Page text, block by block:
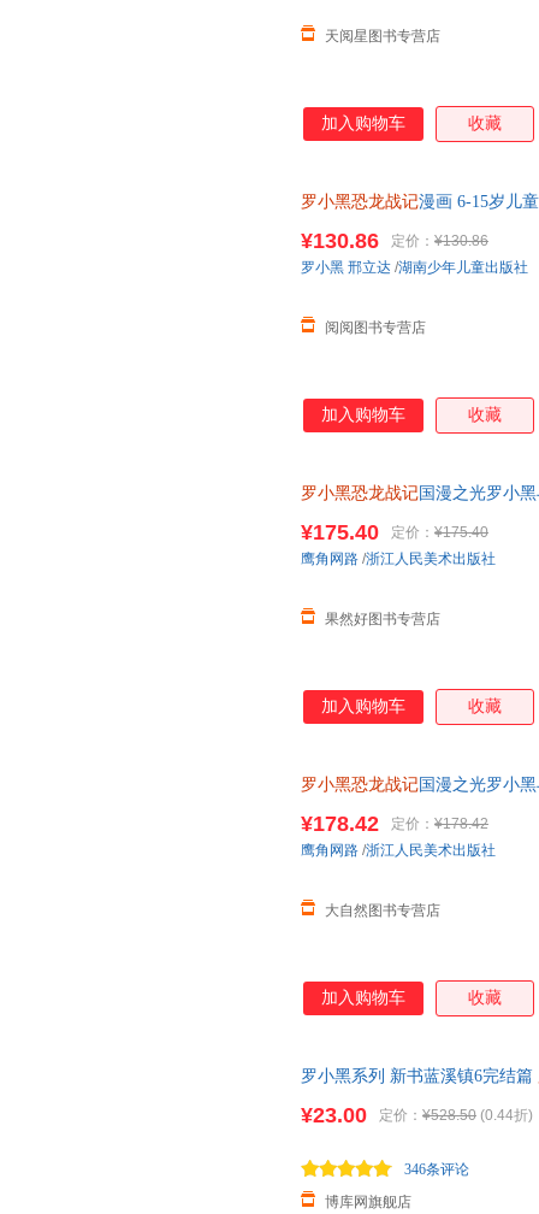
天阅星图书专营店
加入购物车 收藏
罗小黑恐龙战记漫画 6-15岁儿
¥130.86 定价： ¥130.86
阅阅图书专营店
罗小黑 邢立达 /湖南少年儿童出版社
加入购物车 收藏
罗小黑恐龙战记 国漫之光罗小
¥175.40 定价： ¥175.40
果然好图书专营店
鹰角网路 /浙江人民美术出版社
加入购物车 收藏
罗小黑恐龙战记 国漫之光罗小
¥178.42 定价： ¥178.42
大自然图书专营店
鹰角网路 /浙江人民美术出版社
加入购物车 收藏
罗小黑系列 新书蓝溪镇6完结篇
¥23.00 定价： ¥528.50 (0.44折)
博库网旗舰店
346条评论